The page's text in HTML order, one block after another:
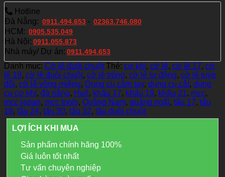
Hotline
Đà Nẵng: 0911.494.653 - 02363.746.080
HCM: 0905.535.049
Hà Nội: 0911.055.873
Nhà máy/ Dự án: 0911.494.653
Danh mục: Cờ lê đuôi chuột Thẻ: cơ khí, cờ lê, cờ lê 17, cờ
lê 19, cờ lê đuôi chuột, cờ lê tròng, cờ lê tự động, cờ lê tuýp
đôi, cờ lê vòng miệng, Dụng cụ cầm tay, dụng cụ cắt, dụng
cụ cơ khí, đà nẵng, Huế, khẩu 17, khẩu 19, khẩu 21, mcc,
mcc japan, mcc tools, Quảng Nam, quảng ngãi, tẩu 17, tẩu
19, tẩu 24, tẩu 30, tẩu 32, tẩu đuôi chuột
LỢI ÍCH KHI MUA
Sản phẩm chính hãng 100%
Giá luôn tốt nhất
Tư vấn chuyên nghiệp